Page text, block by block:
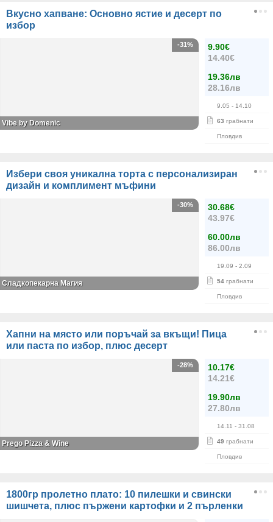
Вкусно хапване: Основно ястие и десерт по
избор
9.90€
14.40€
19.36лв
28.16лв
9.05 - 14.10
63 грабнати
Пловдив
-31%
Vibe by Domenic
Избери своя уникална торта с персонализиран
дизайн и комплимент мъфини
30.68€
43.97€
60.00лв
86.00лв
19.09 - 2.09
54 грабнати
Пловдив
-30%
Сладкопекарна Магия
Хапни на място или поръчай за вкъщи! Пица
или паста по избор, плюс десерт
10.17€
14.21€
19.90лв
27.80лв
14.11 - 31.08
49 грабнати
Пловдив
-28%
Prego Pizza & Wine
1800гр пролетно плато: 10 пилешки и свински
шишчета, плюс пържени картофки и 2 пърленки